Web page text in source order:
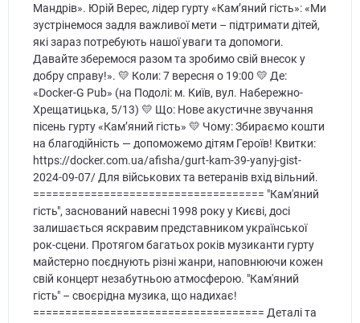
Мандрів». Юрій Верес, лідер гурту «Кам’яний гість»: «Ми
зустрінемося задля важливої мети – підтримати дітей,
які зараз потребують нашої уваги та допомоги.
Давайте зберемося разом та зробимо свій внесок у
добру справу!». 💛 Коли: 7 вересня о 19:00 💛 Де:
«Docker-G Pub» (на Подолі: м. Київ, вул. Набережно-
Хрещатицька, 5/13) 💛 Що: Нове акустичне звучання
пісень гурту «Кам’яний гість» 💛 Чому: Збираємо кошти
на благодійність — допоможемо дітям Героїв! Квитки:
https://docker.com.ua/afisha/gurt-kam-39-yanyj-gist-
2024-09-07/ Для військових та ветеранів вхід вільний.
==================================== "Кам'яний
гість", заснований навесні 1998 року у Києві, досі
залишається яскравим представником української
рок-сцени. Протягом багатьох років музиканти гурту
майстерно поєднують різні жанри, наповнюючи кожен
свій концерт незабутньою атмосферою. "Кам'яний
гість" – своєрідна музика, що надихає!
==================================== Деталі та